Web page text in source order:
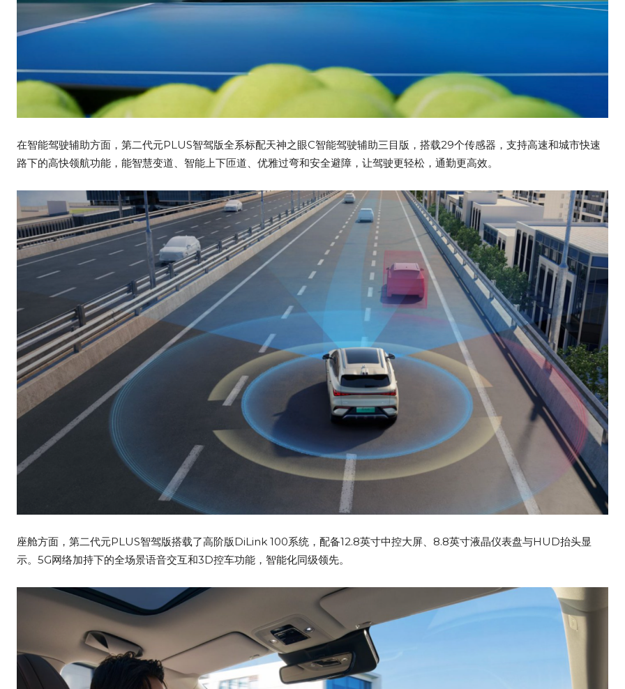
在智能驾驶辅助方面，第二代元PLUS智驾版全系标配天神之眼C智能驾驶辅助三目版，搭载29个传感器，支持高速和城市快速
路下的高快领航功能，能智慧变道、智能上下匝道、优雅过弯和安全避障，让驾驶更轻松，通勤更高效。
座舱方面，第二代元PLUS智驾版搭载了高阶版DiLink 100系统，配备12.8英寸中控大屏、8.8英寸液晶仪表盘与HUD抬头显
示。5G网络加持下的全场景语音交互和3D控车功能，智能化同级领先。